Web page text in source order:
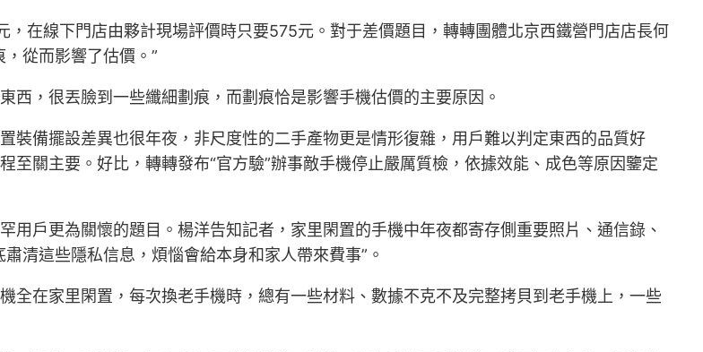
在線下門店由夥計現場評價時只要575元。對于差價題目，轉轉團體北京西鐵營門店店長何
從而影響了估價。”
，很丟臉到一些纖細劃痕，而劃痕恰是影響手機估價的主要原因。
裝備擺設差異也很年夜，非尺度性的二手產物更是情形復雜，用戶難以判定東西的品質好
關主要。好比，轉轉發布“官方驗”辦事敵手機停止嚴厲質檢，依據效能、成色等原因鑒定
戶更為關懷的題目。楊洋告知記者，家里閑置的手機中年夜都寄存側重要照片、通信錄、
清這些隱私信息，煩惱會給本身和家人帶來費事”。
全在家里閑置，每次換老手機時，總有一些材料、數據不克不及完整拷貝到老手機上，一些